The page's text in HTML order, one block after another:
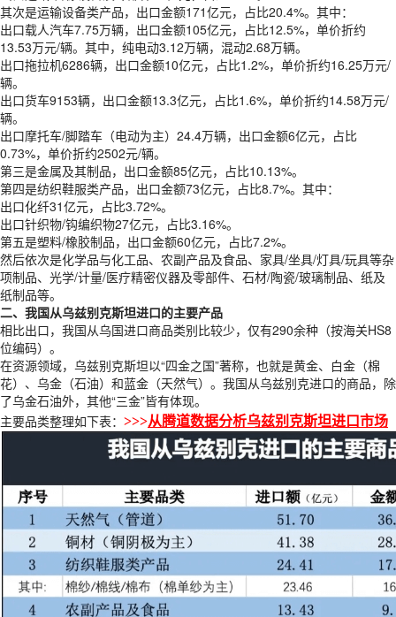
其次是运输设备类产品，出口金额171亿元，占比20.4%。其中：
出口载人汽车7.75万辆，出口金额105亿元，占比12.5%，单价折约
13.53万元/辆。其中，纯电动3.12万辆，混动2.68万辆。
出口拖拉机6286辆，出口金额10亿元，占比1.2%，单价折约16.25万元/
辆。
出口货车9153辆，出口金额13.3亿元，占比1.6%，单价折约14.58万元/
辆。
出口摩托车/脚踏车（电动为主）24.4万辆，出口金额6亿元，占比
0.73%，单价折约2502元/辆。
第三是金属及其制品，出口金额85亿元，占比10.13%。
第四是纺织鞋服类产品，出口金额73亿元，占比8.7%。其中：
出口化纤31亿元，占比3.72%。
出口针织物/钩编织物27亿元，占比3.16%。
第五是塑料/橡胶制品，出口金额60亿元，占比7.2%。
然后依次是化学品与化工品、农副产品及食品、家具/坐具/灯具/玩具等杂
项制品、光学/计量/医疗精密仪器及零部件、石材/陶瓷/玻璃制品、纸及
纸制品等。
二、我国从乌兹别克斯坦进口的主要产品
相比出口，我国从乌国进口商品类别比较少，仅有290余种（按海关HS8
位编码）。
在资源领域，乌兹别克斯坦以“四金之国”著称，也就是黄金、白金（棉
花）、乌金（石油）和蓝金（天然气）。我国从乌兹别克进口的商品，除
了乌金石油外，其他“三金”皆有体现。
主要品类整理如下表： >>>从腾道数据分析乌兹别克斯坦进口市场